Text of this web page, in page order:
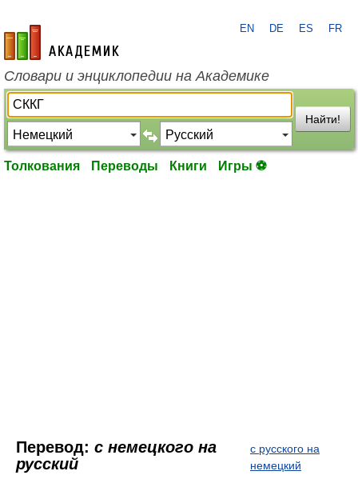
academic.ru
EN DE ES FR
Словари и энциклопедии на Академике
Найти!
Толкования Переводы Книги Игры ⚽
Перевод: с немецкого на
русский
с русского на
немецкий